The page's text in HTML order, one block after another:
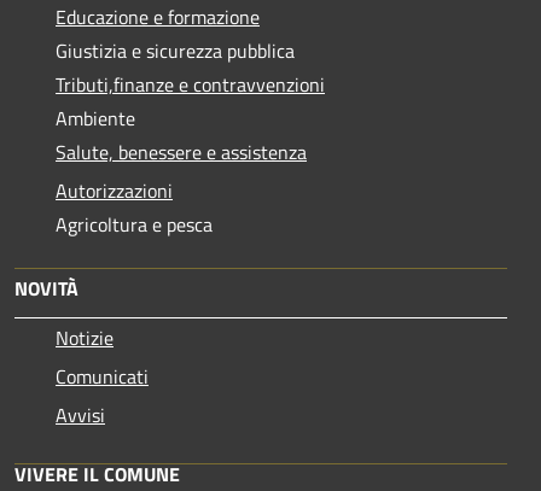
Educazione e formazione
Giustizia e sicurezza pubblica
Tributi,finanze e contravvenzioni
Ambiente
Salute, benessere e assistenza
Autorizzazioni
Agricoltura e pesca
NOVITÀ
Notizie
Comunicati
Avvisi
VIVERE IL COMUNE